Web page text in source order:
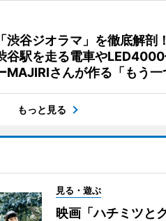
渋谷ジオラマ」を徹底解
谷駅を走る電車や
MAJIRIさんが作る「もう一
もっと見る
見る・遊ぶ
映画「ハチミツと